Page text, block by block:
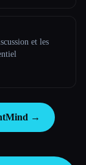
et les
→